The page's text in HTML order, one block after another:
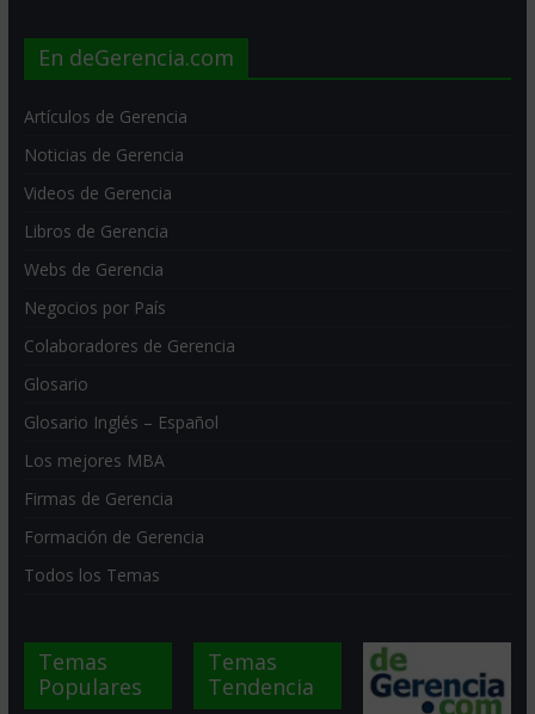
En deGerencia.com
Artículos de Gerencia
Noticias de Gerencia
Videos de Gerencia
Libros de Gerencia
Webs de Gerencia
Negocios por País
Colaboradores de Gerencia
Glosario
Glosario Inglés – Español
Los mejores MBA
Firmas de Gerencia
Formación de Gerencia
Todos los Temas
Temas
Populares
Temas
Tendencia